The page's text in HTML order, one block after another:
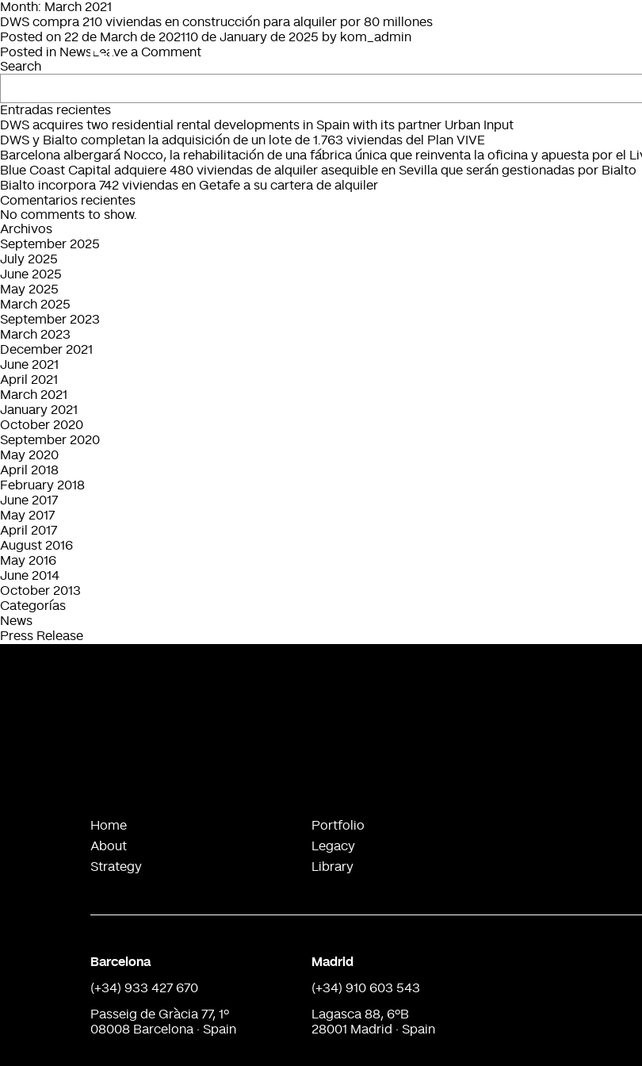
Month: March 2021
DWS compra 210 viviendas en construcción para alquiler por 80 millones
Posted on 22 de March de 202110 de January de 2025 by kom_admin
Posted in News Leave a Commenton
en
construcción
para
alquiler
por
Search
Entradas recientes
DWS acquires two residential rental developments in Spain with its partner Urban Input
DWS y Bialto completan la adquisición de un lote de 1.763 viviendas del Plan VIVE
Barcelona albergará Nocco, la rehabilitación de una fábrica única que reinventa la oficina y apuesta por el
Blue Coast Capital adquiere 480 viviendas de alquiler asequible en Sevilla que serán gestionadas por Bialto
Bialto incorpora 742 viviendas en Getafe a su cartera de alquiler
Comentarios recientes
No comments to show.
Archivos
September 2025
July 2025
June 2025
May 2025
March 2025
September 2023
March 2023
December 2021
June 2021
April 2021
March 2021
January 2021
October 2020
September 2020
May 2020
April 2018
February 2018
June 2017
May 2017
April 2017
August 2016
May 2016
June 2014
October 2013
Categorías
News
Press Release
Home
About
Strategy
Portfolio
Legacy
Library
Barcelona
(+34) 933 427 670
Passeig de Gràcia 77, 1º
08008 Barcelona · Spain
Madrid
(+34) 910 603 543
Lagasca 88, 6ºB
28001 Madrid · Spain